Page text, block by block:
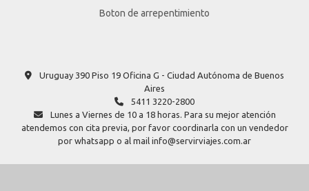
Boton de arrepentimiento
Uruguay 390 Piso 19 Oficina G - Ciudad Autónoma de Buenos
Aires
5411 3220-2800
Lunes a Viernes de 10 a 18 horas. Para su mejor atención
atendemos con cita previa, por favor coordinarla con un vendedor
por whatsapp o al mail info@servirviajes.com.ar